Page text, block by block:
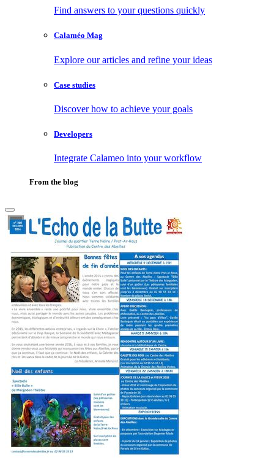
Find answers to your questions quickly
Calaméo Mag
Explore our articles and refine your ideas
Case studies
Discover how to achieve your goals
Developers
Integrate Calameo into your workflow
From the blog